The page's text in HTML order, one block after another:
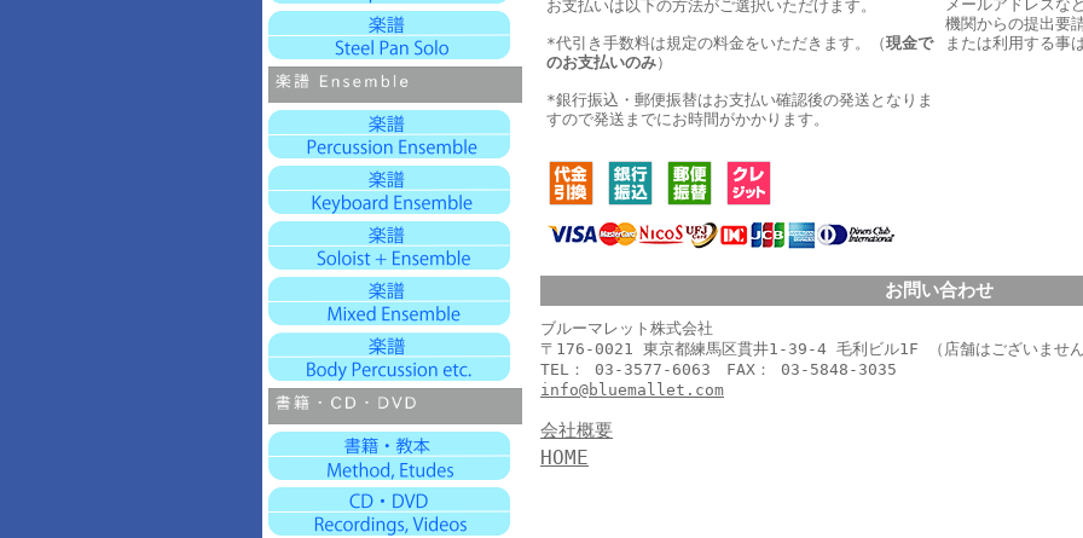
お支払いは以下の方法がご選択いただけます。
*代引き手数料は規定の料金をいただきます。 （現金で
のお支払いのみ）
*銀行振込・郵便振替はお支払い確認後の発送となりま
すので発送までにお時間がかかります。
メールアドレスな
機関からの提出要
または利用する事
お問い合わせ
ブルーマレット株式会社
〒176-0021 東京都練馬区貫井1-39-4 毛利ビル1F （店舗はございませ
TEL： 03-3577-6063 FAX： 03-5848-3035
info@bluemallet.com
会社概要
HOME